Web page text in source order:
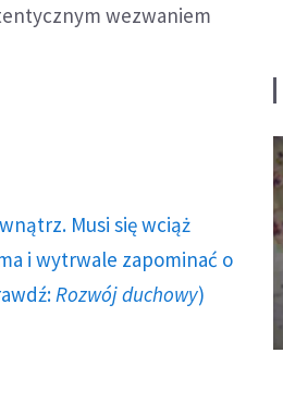
wezwaniem
Musi się wciąż
i wytrwale zapominać o
Rozwój duchowy)